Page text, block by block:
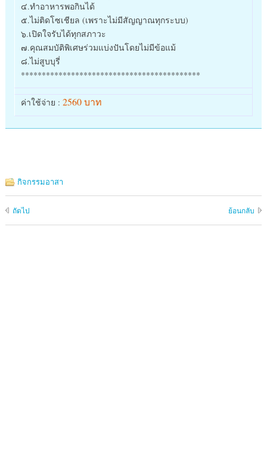
๔.ทำอาหารพอกินได้
๕.ไม่ติดโซเชียล (เพราะไม่มีสัญญาณทุกระบบ)
๖.เปิดใจรับได้ทุกสภาวะ
๗.คุณสมบัติพิเศษร่วมแบ่งปันโดยไม่มีข้อแม้
๘.ไม่สูบบุรี่
*******************************************
ค่าใช้จ่าย : 2560 บาท
กิจกรรมอาสา
ถัดไป ย้อนกลับ